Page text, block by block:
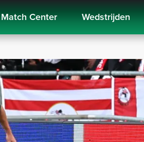
Match Center Wedstrijden